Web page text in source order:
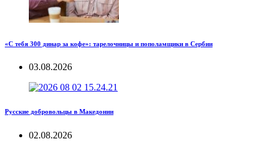
«С тебя 300 динар за кофе»: тарелочницы и пополамщики в Сербии
03.08.2026
Русские добровольцы в Македонии
02.08.2026